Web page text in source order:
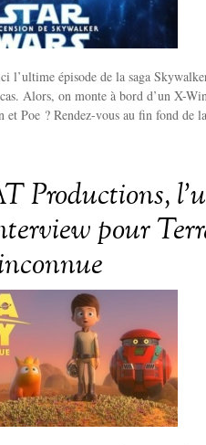
l’ultime épisode de la saga
Alors, on monte à bord d’un X-
Poe ? Rendez-vous au fin fond de
Productions,
pour